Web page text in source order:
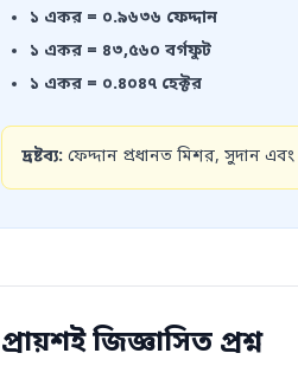
১ একর = ০.৯৬৩৬ ফেদ্দান
১ একর = ৪৩,৫৬০ বর্গফুট
১ একর = ০.৪০৪৭ হেক্টর
দ্রষ্টব্য: ফেদ্দান প্রধানত মিশর, সুদান
প্রায়শই জিজ্ঞাসিত প্রশ্ন